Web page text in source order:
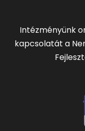
Intézményünk
kapcsolatát a